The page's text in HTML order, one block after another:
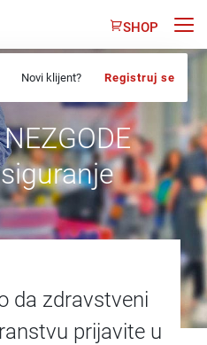
SHOP
Novi klijent? Registruj se
da zdravstveni
prijavite u